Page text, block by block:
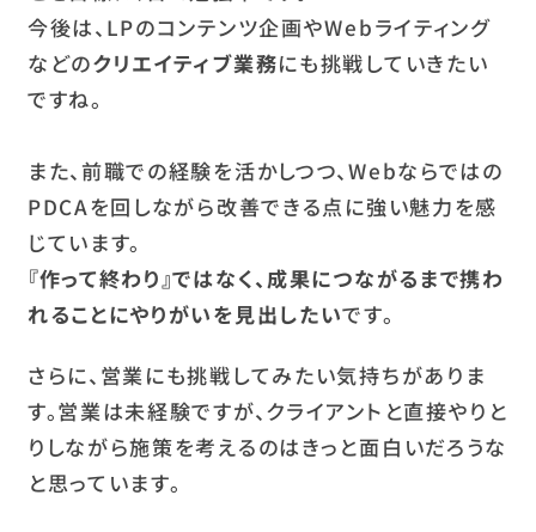
今後は、LPのコンテンツ企画やWebライティング
などのクリエイティブ業務にも挑戦していきたい
ですね。
また、前職での経験を活かしつつ、Webならではの
PDCAを回しながら改善できる点に強い魅力を感
じています。
『作って終わり』ではなく、成果につながるまで携わ
れることにやりがいを見出したいです。
さらに、営業にも挑戦してみたい気持ちがありま
す。営業は未経験ですが、クライアントと直接やりと
りしながら施策を考えるのはきっと面白いだろうな
と思っています。